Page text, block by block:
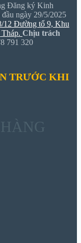
Đăng ký Kinh
ngày 29/5/2025
12 Đường tổ 9, Khu
Chịu trách
791 320
TRƯỚC KHI